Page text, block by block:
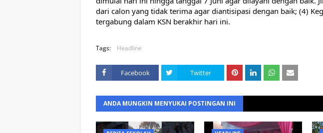
dari calon yang tidak terima agar diantisipasi dengan baik; (4)
tergabung dalam KSN berakhir hari ini.
Tags: Headline
Facebook Twitter
ANDA MUNGKIN MENYUKAI POSTINGAN INI